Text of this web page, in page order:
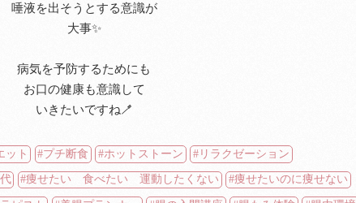
唾液を出そうとする意識が
大事✨
病気を予防するためにも
お口の健康も意識して
いきたいですね🪥
ット プチ断食 ホットストーン リラクゼーション
痩せたい 食べたい 運動したくない 痩せたいのに痩せない